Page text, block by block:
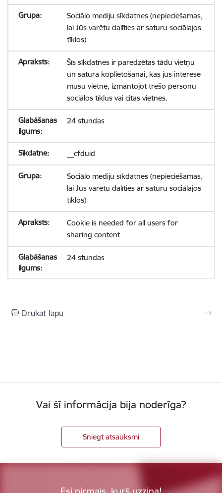
Sociālo mediju sīkdatnes (nepieciešamas,
lai Jūs varētu dalīties ar saturu sociālajos
tīklos)
Šīs sīkdatnes ir paredzētas tādu vietņu
un satura koplietošanai, kas jūs interesē
mūsu vietnē, izmantojot trešo personu
sociālos tīklus vai citas vietnes.
24 stundas
__cfduid
Sociālo mediju sīkdatnes (nepieciešamas,
lai Jūs varētu dalīties ar saturu sociālajos
tīklos)
Cookie is needed for all users for
sharing content
24 stundas
Drukāt lapu
Vai šī informācija bija noderīga?
Sniegt atsauksmi